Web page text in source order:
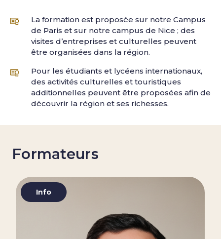
La formation est proposée sur notre Campus
de Paris et sur notre campus de Nice ; des
visites d’entreprises et culturelles peuvent
être organisées dans la région.
Pour les étudiants et lycéens internationaux,
des activités culturelles et touristiques
additionnelles peuvent être proposées afin de
découvrir la région et ses richesses.
Formateurs
Info